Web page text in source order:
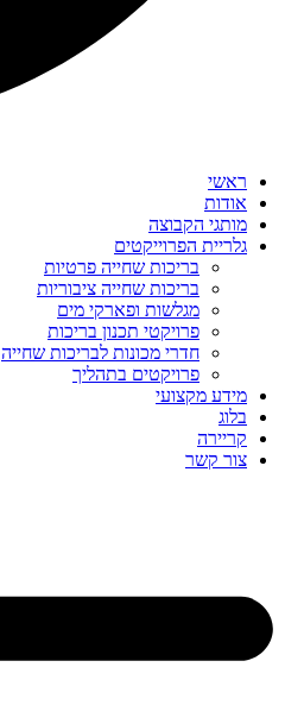
ראשי
אודות
מותגי הקבוצה
גלריית הפרוייקטים
בריכות שחייה פרטיות
בריכות שחייה ציבוריות
מגלשות ופארקי מים
פרויקטי תכנון בריכות
חדרי מכונות לבריכות שחייה
פרויקטים בתהליך
מידע מקצועי
בלוג
קריירה
צור קשר